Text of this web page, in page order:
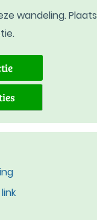
wandeling. Plaats